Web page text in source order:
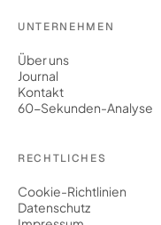
UNTERNEHMEN
Über uns
Journal
Kontakt
60-Sekunden-Analyse
RECHTLICHES
Cookie-Richtlinien
Datenschutz